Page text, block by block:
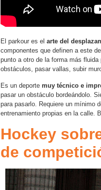
El parkour es el arte del
componentes que definen a este
punto a otro de la forma más
obstáculos, pasar vallas, subir
Es un deporte muy técnico e
pasar un obstáculo bordeándolo.
para pasarlo. Requiere un mínimo
entrenamiento propias en la calle.
Hockey
de